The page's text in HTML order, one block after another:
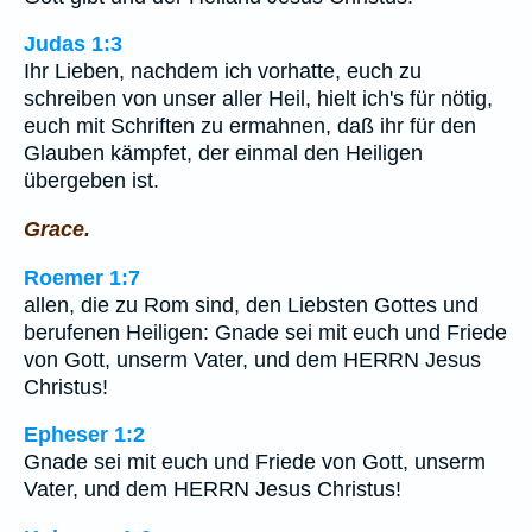
Judas 1:3
Ihr Lieben, nachdem ich vorhatte, euch zu
schreiben von unser aller Heil, hielt ich's für nötig,
euch mit Schriften zu ermahnen, daß ihr für den
Glauben kämpfet, der einmal den Heiligen
übergeben ist.
Grace.
Roemer 1:7
allen, die zu Rom sind, den Liebsten Gottes und
berufenen Heiligen: Gnade sei mit euch und Friede
von Gott, unserm Vater, und dem HERRN Jesus
Christus!
Epheser 1:2
Gnade sei mit euch und Friede von Gott, unserm
Vater, und dem HERRN Jesus Christus!